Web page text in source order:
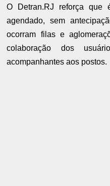
O Detran.RJ reforça que
agendado, sem
ocorram filas e
colaboração dos
acompanhantes aos postos.